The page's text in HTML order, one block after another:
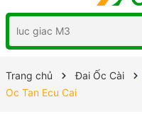
Trang chủ Đai Ốc Cài
Oc Tan Ecu Cai